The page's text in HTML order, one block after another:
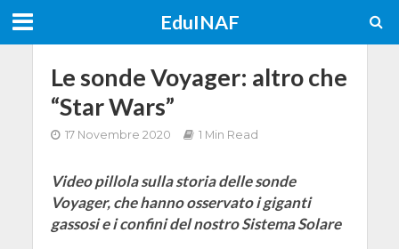
EduINAF
Le sonde Voyager: altro che
“Star Wars”
17 Novembre 2020 1 Min Read
Video pillola sulla storia delle sonde
Voyager, che hanno osservato i giganti
gassosi e i confini del nostro Sistema Solare